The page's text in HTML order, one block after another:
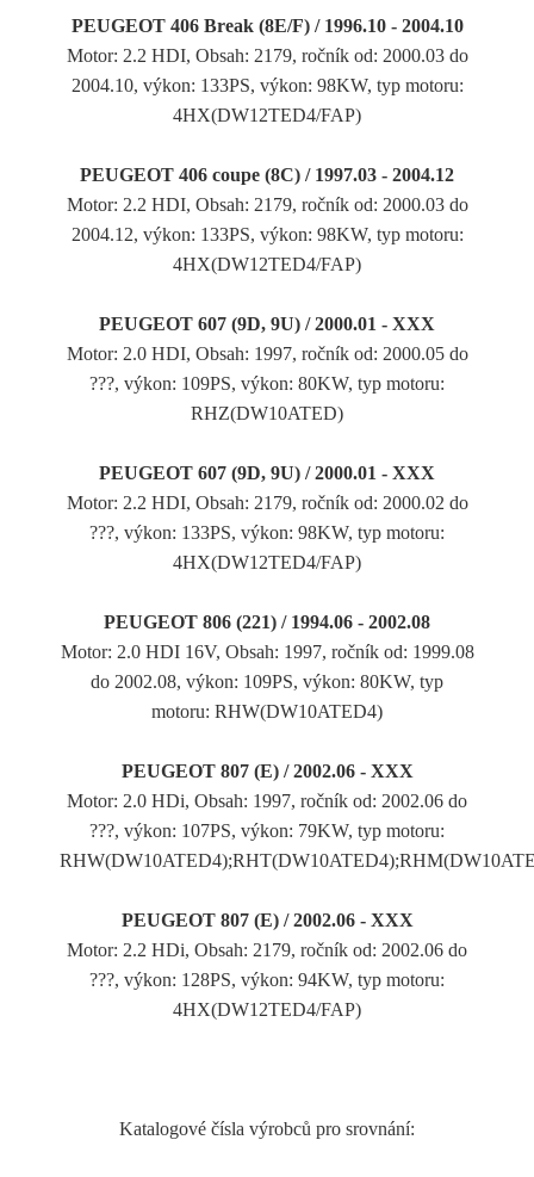
PEUGEOT 406 Break (8E/F) / 1996.10 - 2004.10
Motor: 2.2 HDI, Obsah: 2179, ročník od: 2000.03 do
2004.10, výkon: 133PS, výkon: 98KW, typ motoru:
4HX(DW12TED4/FAP)
PEUGEOT 406 coupe (8C) / 1997.03 - 2004.12
Motor: 2.2 HDI, Obsah: 2179, ročník od: 2000.03 do
2004.12, výkon: 133PS, výkon: 98KW, typ motoru:
4HX(DW12TED4/FAP)
PEUGEOT 607 (9D, 9U) / 2000.01 - XXX
Motor: 2.0 HDI, Obsah: 1997, ročník od: 2000.05 do
???, výkon: 109PS, výkon: 80KW, typ motoru:
RHZ(DW10ATED)
PEUGEOT 607 (9D, 9U) / 2000.01 - XXX
Motor: 2.2 HDI, Obsah: 2179, ročník od: 2000.02 do
???, výkon: 133PS, výkon: 98KW, typ motoru:
4HX(DW12TED4/FAP)
PEUGEOT 806 (221) / 1994.06 - 2002.08
Motor: 2.0 HDI 16V, Obsah: 1997, ročník od: 1999.08
do 2002.08, výkon: 109PS, výkon: 80KW, typ
motoru: RHW(DW10ATED4)
PEUGEOT 807 (E) / 2002.06 - XXX
Motor: 2.0 HDi, Obsah: 1997, ročník od: 2002.06 do
???, výkon: 107PS, výkon: 79KW, typ motoru:
PEUGEOT 807 (E) / 2002.06 - XXX
Motor: 2.2 HDi, Obsah: 2179, ročník od: 2002.06 do
???, výkon: 128PS, výkon: 94KW, typ motoru:
4HX(DW12TED4/FAP)
Katalogové čísla výrobců pro srovnání: